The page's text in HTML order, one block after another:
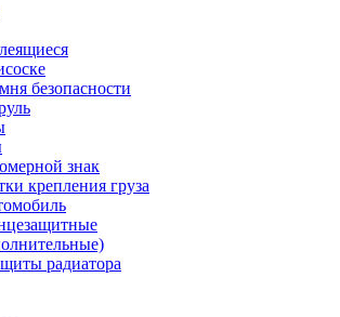
безопасности
знак
крепления груза
радиатора